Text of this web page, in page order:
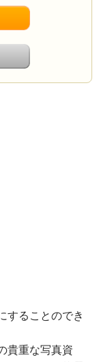
することのでき
貴重な写真資